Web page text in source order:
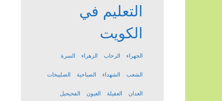
التعليم في
الكويت
الجهراء الرحاب الزهراء السرة
الشعب الشهداء الصباحية الصليبخات
العدان العقيلة العيون الفحيحيل